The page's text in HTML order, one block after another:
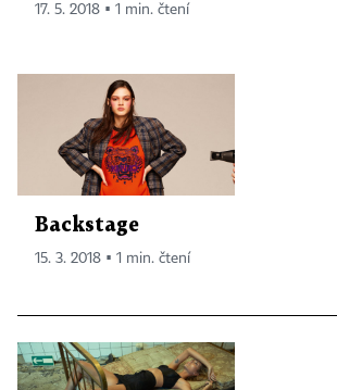
17. 5. 2018 ▪ 1 min. čtení
Backstage
15. 3. 2018 ▪ 1 min. čtení